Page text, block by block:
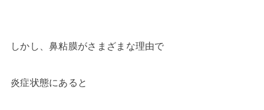
しかし、鼻粘膜がさまざまな理由で
炎症状態にあると